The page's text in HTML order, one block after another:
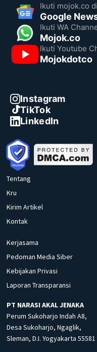
Ikuti mojok.co di
Google
Ikuti WA
Mojok.co
Ikuti Youtube
Mojokdotco
Instagram
TikTok
LinkedIn
Tentang
Kru
Kirim Artikel
Kontak
Kerjasama
Pedoman Media Siber
Kebijakan Privasi
Laporan Transparansi
PT NARASI AKAL JENAKA
Perum Sukoharjo Indah A8,
Desa Sukoharjo, Ngaglik,
Sleman, D.I. Yogyakarta 55581